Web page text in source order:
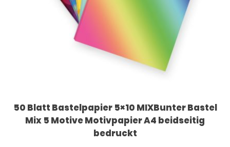
50 Blatt Bastelpapier 5×10 MIXBunter Bastel
Mix 5 Motive Motivpapier A4 beidseitig
bedruckt